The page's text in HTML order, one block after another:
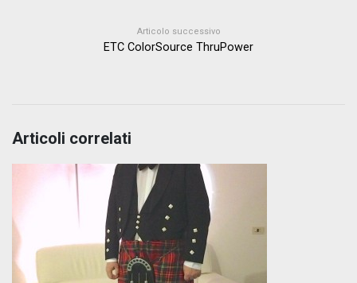
Articolo successivo
ETC ColorSource ThruPower
Articoli correlati